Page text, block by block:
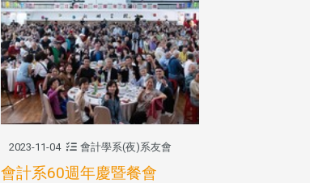
2023-11-04 會計學系(夜)系友會
會計系60週年慶暨餐會